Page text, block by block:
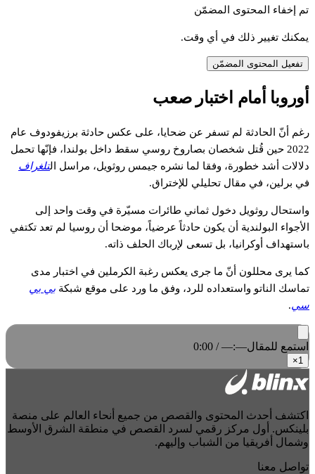
تم إخفاء المحتوى المضمّن
يمكنك تغيير ذلك في أي وقت.
تفعيل المحتوى المضمّن
أوروبا أمام اختبار صعب
رغم أنّ الحادثة لم تسفر عن ضحايا، على عكس حادثة برزيفودوف عام
2022 حين قُتل شخصان بصاروخ روسي سقط داخل بولندا، فإنّها تحمل
دلالات أشد خطورة، وفقا لما نشره جيمس روثويل، مراسل التلغراف
في برلين، في مقال تحليلي للإختراق.
واستحال روثويل دخول ثماني طائرات مسيّرة في وقت واحد إلى
الأجواء البولندية أن يكون حادثاً عرضياً، موضحا أن روسيا لم تعد تكتفي
باستهداف أوكرانيا، بل تسعى لإرباك الحلف ذاته.
كما يرى محللون أنّ ما جرى يعكس رغبة الكرملين في اختبار مدى
تماسك الناتو واستعداده للرد، وفق ما ورد على موقع شبكة بي بي
سي.
استمع للمقال0:00 / —:—
1
×
اكتشف أحدث المحتوى والقصص من جميع أنحاء العالم على منصة
بلينكس. أول مركز رقمي لسرد القصص في منطقة الشرق الأوسط
وشمال أفريقيا من الشباب وإليهم.
تواصل معنا